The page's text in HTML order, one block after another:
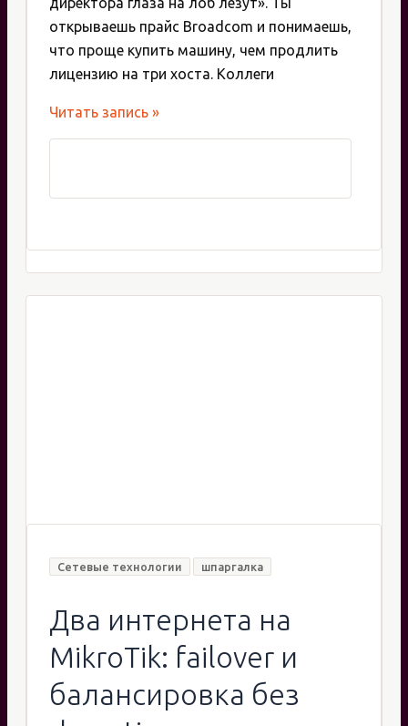
открываешь прайс Broadcom и понимаешь,
что проще купить машину, чем продлить
лицензию на три хоста. Коллеги
Миграция
с
плейбук
Читать запись »
Сетевые технологии шпаргалка
Два интернета на
MikroTik: failover и
балансировка без